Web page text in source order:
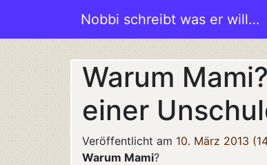
Hauptnavigation
Nobbi schreibt was er will…
Warum
einer
Veröffentlicht am 10. März 2013
Warum Mami?